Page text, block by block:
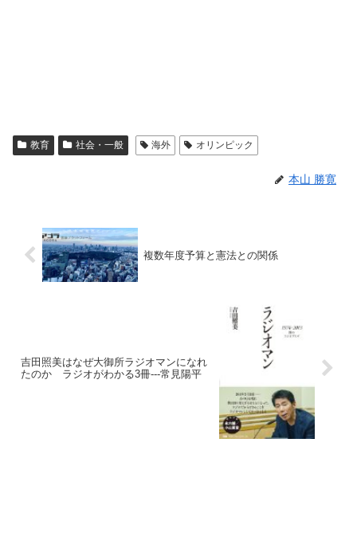
教育 社会・一般 海外 オリンピック
本山 勝寛
複数年度予算と憲法との関係
吉田照美はなぜ大御所ラジオマンになれ
たのか ラジオがわかる3冊---常見陽平